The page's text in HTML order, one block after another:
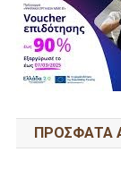
ΠΡΌΣΦΑΤΑ